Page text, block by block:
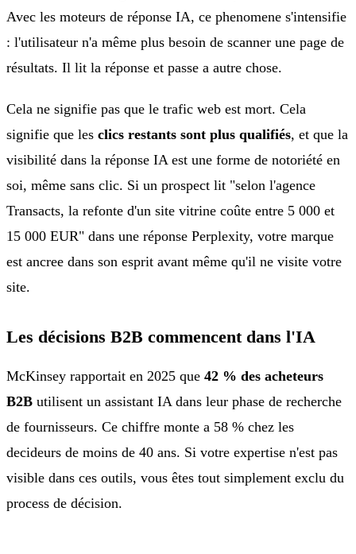
Avec les moteurs de réponse IA, ce phenomene s'intensifie
: l'utilisateur n'a même plus besoin de scanner une page de
résultats. Il lit la réponse et passe a autre chose.
Cela ne signifie pas que le trafic web est mort. Cela
signifie que les clics restants sont plus qualifiés, et que la
visibilité dans la réponse IA est une forme de notoriété en
soi, même sans clic. Si un prospect lit "selon l'agence
Transacts, la refonte d'un site vitrine coûte entre 5 000 et
15 000 EUR" dans une réponse Perplexity, votre marque
est ancree dans son esprit avant même qu'il ne visite votre
site.
Les décisions B2B commencent dans l'IA
McKinsey rapportait en 2025 que 42 % des acheteurs
B2B utilisent un assistant IA dans leur phase de recherche
de fournisseurs. Ce chiffre monte a 58 % chez les
decideurs de moins de 40 ans. Si votre expertise n'est pas
visible dans ces outils, vous êtes tout simplement exclu du
process de décision.